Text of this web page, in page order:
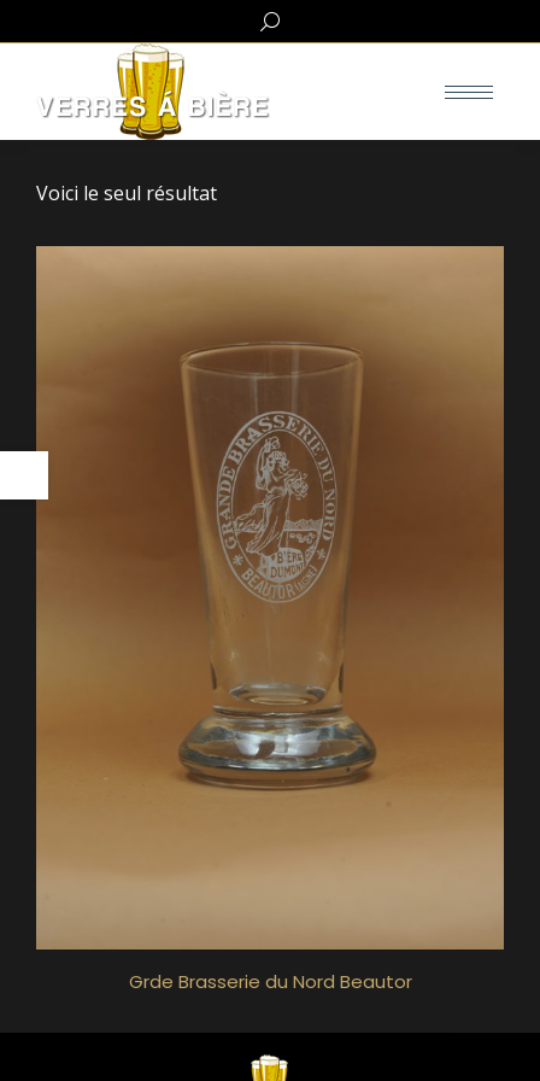
Search:
Voici le seul résultat
Grde Brasserie du Nord Beautor